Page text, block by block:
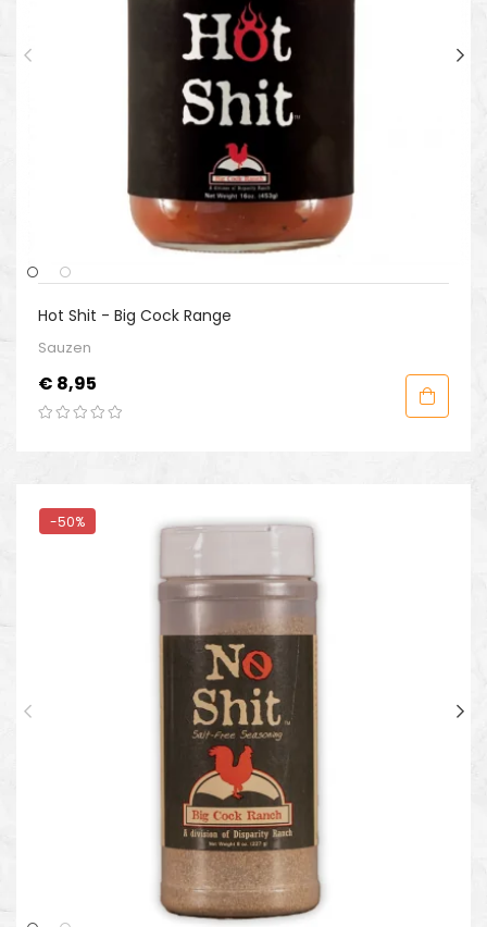
Hot Shit - Big Cock Range
Sauzen
Prijs
€ 8,95
-50%